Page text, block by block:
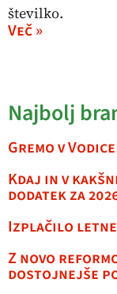
številko.
Več »
Najbolj
Gremo v
Kdaj in v
dodatek za
Izplačilo
Z novo
dostojnejše